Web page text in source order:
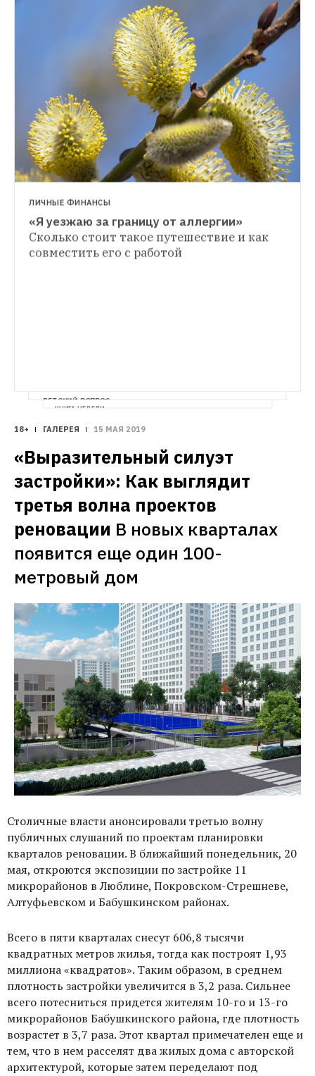
КНИГА НЕДЕЛИ
«Эпидемия стерильности»: Почему все
больше людей страдает от аллергии
при чем тут кондиционированные
помещения
ДЕТСКИЙ ВОПРОС
на цветение?Редакция The Village вместе
с экспертами отвечает на актуальные
вопросы, которые волнуют современных
родителей
ЛИЧНЫЕ ФИНАНСЫ
«Я уезжаю за границу от аллергии»
Сколько стоит такое путешествие и как
совместить его с работой
18+ ГАЛЕРЕЯ 15 МАЯ 2019
«Выразительный силуэт
застройки»: Как выглядит
третья волна проектов
реновации В новых кварталах
появится еще один 100-
метровый дом
Столичные власти анонсировали третью волну
публичных слушаний по проектам планировки
кварталов реновации. В ближайший понедельник, 20
мая, откроются экспозиции по застройке 11
микрорайонов в Люблине, Покровском-Стрешневе,
Алтуфьевском и Бабушкинском районах.
Всего в пяти кварталах снесут 606,8 тысячи
квадратных метров жилья, тогда как построят 1,93
миллиона «квадратов». Таким образом, в среднем
плотность застройки увеличится в 3,2 раза. Сильнее
всего потесниться придется жителям 10-го и 13-го
микрорайонов Бабушкинского района, где плотность
возрастет в 3,7 раза. Этот квартал примечателен еще и
тем, что в нем расселят два жилых дома с авторской
архитектурой, которые затем переделают под